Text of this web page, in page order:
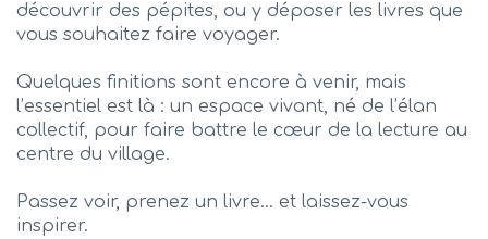
découvrir des pépites, ou y déposer les livres que
vous souhaitez faire voyager.
Quelques finitions sont encore à venir, mais
l’essentiel est là : un espace vivant, né de l’élan
collectif, pour faire battre le cœur de la lecture au
centre du village.
Passez voir, prenez un livre… et laissez-vous
inspirer.